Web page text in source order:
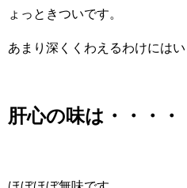
ょっときついです。
あまり深くくわえるわけには
肝心の味は・・・・